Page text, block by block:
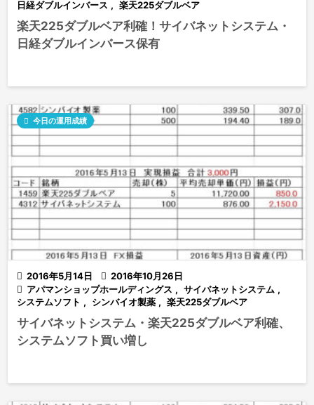
日経ダブルインバース , 楽天225ダブルベア
楽天225ダブルベア利確！サイバネットシステム・
日経ダブルインバース保有
 2016年5月14日  2016年10月26日
 今日の運用成績
 アパマンショップホールディングス , サイバネットシステム ,
システムソフト , シンバイオ製薬 , 楽天225ダブルベア
サイバネットシステム・楽天225ダブルベア利確、
システムソフト買い増し